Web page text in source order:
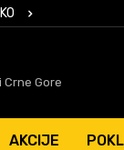
50 EUR
SIGURNO
Gore
AKCIJE